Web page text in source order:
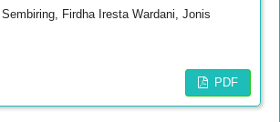
Firdha Iresta Wardani, Jonis
PDF